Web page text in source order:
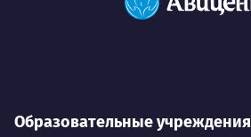
Образовательные учреждения